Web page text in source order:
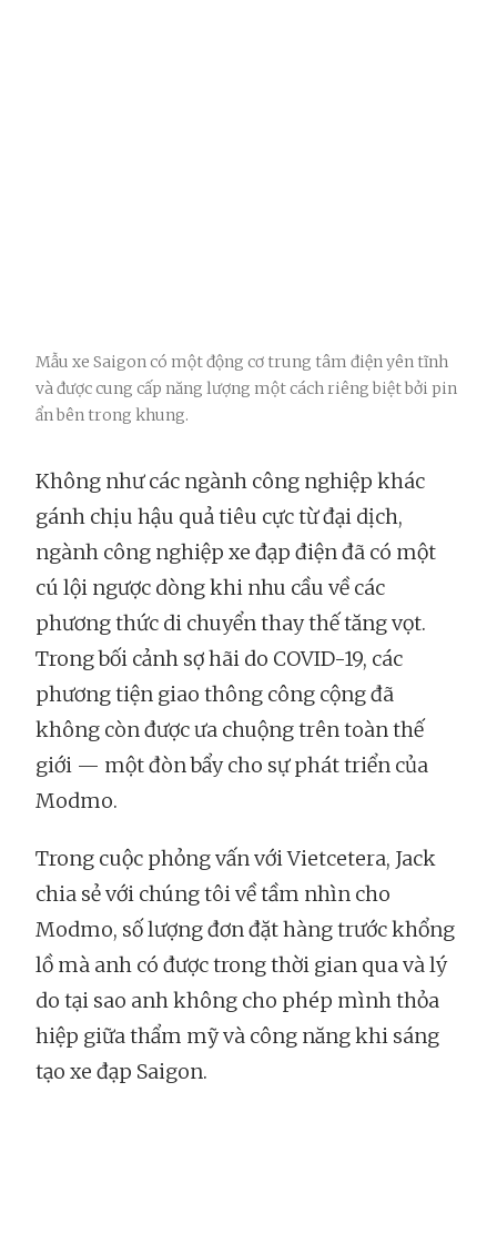
Mẫu xe Saigon có một động cơ trung tâm điện yên tĩnh
và được cung cấp năng lượng một cách riêng biệt bởi pin
ẩn bên trong khung.
Không như các ngành công nghiệp khác
gánh chịu hậu quả tiêu cực từ đại dịch,
ngành công nghiệp xe đạp điện đã có một
cú lội ngược dòng khi nhu cầu về các
phương thức di chuyển thay thế tăng vọt.
Trong bối cảnh sợ hãi do COVID-19, các
phương tiện giao thông công cộng đã
không còn được ưa chuộng trên toàn thế
giới — một đòn bẩy cho sự phát triển của
Modmo.
Trong cuộc phỏng vấn với Vietcetera, Jack
chia sẻ với chúng tôi về tầm nhìn cho
Modmo, số lượng đơn đặt hàng trước khổng
lồ mà anh có được trong thời gian qua và lý
do tại sao anh không cho phép mình thỏa
hiệp giữa thẩm mỹ và công năng khi sáng
tạo xe đạp Saigon.